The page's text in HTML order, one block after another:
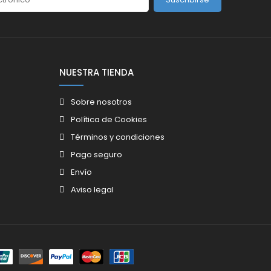
NUESTRA TIENDA
Sobre nosotros
Política de Cookies
Términos y condiciones
Pago seguro
Envío
Aviso legal